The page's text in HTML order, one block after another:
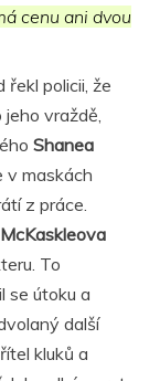
cenu ani dvou
řekl policii, že
vraždě,
Shanea
v maskách
z práce.
McKaskleova
To
se útoku a
další
kluků a